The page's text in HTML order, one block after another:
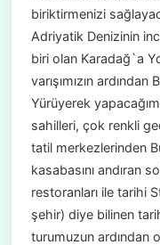
biriktirmenizi
Adriyatik Denizinin
biri olan Karadağ`a
varışımızın
Yürüyerek
sahilleri, çok renkli
tatil merkezlerinden
kasabasını andıran
restoranları ile tarihi
şehir) diye bilinen
turumuzun ardından